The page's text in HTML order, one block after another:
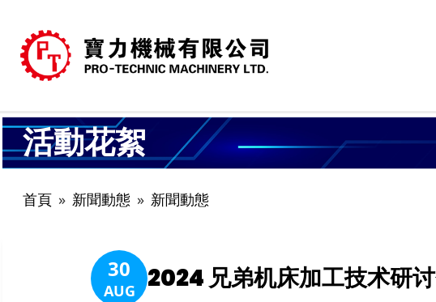
活動花絮
首頁 新聞動態 新聞動態
30
AUG 2024 兄弟机床加工技术研